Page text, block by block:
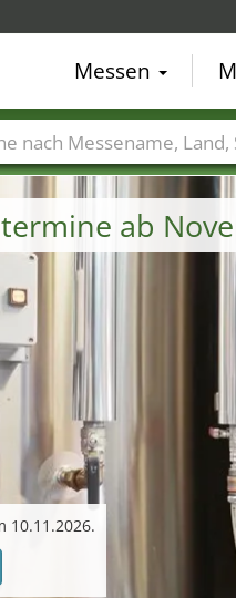
ab
10.11.2026.
Messen
Länder